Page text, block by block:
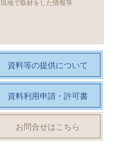
現地で取材をした情報等
資料等の提供について
資料利用申請・許可書
お問合せはこちら